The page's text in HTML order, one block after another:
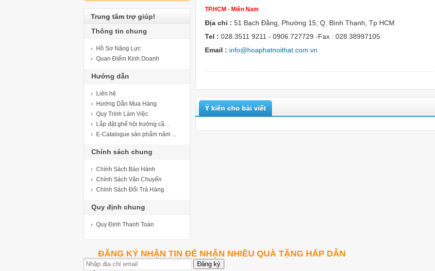
TP.HCM - Miền Nam
Địa chỉ : 51 Bạch Đằng, Phường 15, Q. Bình Thạnh, Tp HCM
Tel : 028.3511 9211 - 0906.727729 -Fax : 028.38997105
Email : info@hoaphatnoithat.com.vn
Ý kiến cho bài viết
Trung tâm trợ giúp!
Thông tin chung
Hồ Sơ Năng Lực
Quan Điểm Kinh Doanh
Hướng dẫn
Liên hệ
Hướng Dẫn Mua Hàng
Quy Trình Làm Việc
Lắp đặt ghế hội trường cầ...
E-Catalogue sản phẩm năm ...
Chính sách chung
Chính Sách Bảo Hành
Chính Sách Vận Chuyển
Chính Sách Đổi Trả Hàng
Quy định chung
Quy Định Thanh Toán
ĐĂNG KÝ NHẬN TIN ĐỂ NHẬN NHIỀU QUÀ TẶNG HẤP DẪN